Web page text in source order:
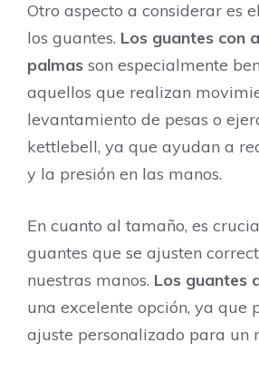
Otro aspecto a considerar es
los guantes. Los guantes con
palmas son especialmente
aquellos que realizan
levantamiento de pesas o
kettlebell, ya que ayudan a
y la presión en las manos.
En cuanto al tamaño, es
guantes que se ajusten
nuestras manos. Los guantes
una excelente opción, ya que
ajuste personalizado para un